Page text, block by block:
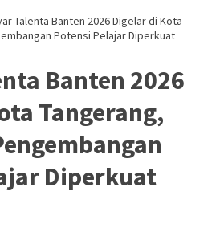
Talenta Banten 2026 Digelar di Kota
Potensi Pelajar Diperkuat
Banten 2026
Tangerang,
Diperkuat